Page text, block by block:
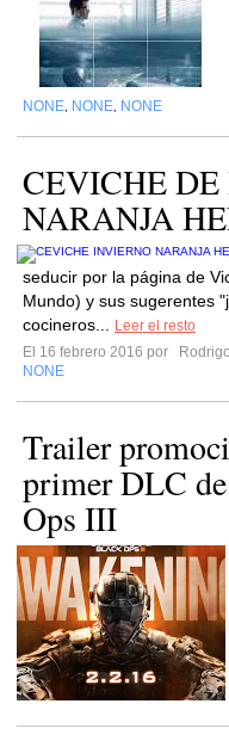
NONE NONE NONE
CEVICHE
NARANJA
seducir por la página de
Mundo) y sus sugerentes
cocineros...
Leer el resto
El 16 febrero 2016 por
NONE
Trailer
primer DLC
Ops III